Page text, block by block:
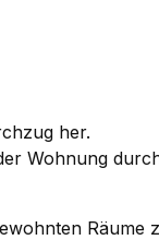
her.
Wohnung
Räume